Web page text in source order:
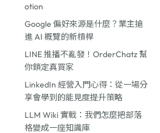
otion
Google 偏好來源是什麼？業主搶
進 AI 概覽的新槓桿
LINE 推播不亂發！OrderChatz 幫
你鎖定真買家
LinkedIn 經營入門心得：從一場分
享會學到的能見度提升策略
LLM Wiki 實戰：我們怎麼把部落
格變成一座知識庫